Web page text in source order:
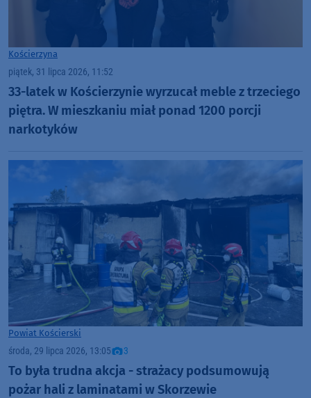
Kościerzyna
piątek, 31 lipca 2026, 11:52
33-latek w Kościerzynie wyrzucał meble z trzeciego
piętra. W mieszkaniu miał ponad 1200 porcji
narkotyków
Powiat Kościerski
środa, 29 lipca 2026, 13:05 3
To była trudna akcja - strażacy podsumowują
pożar hali z laminatami w Skorzewie